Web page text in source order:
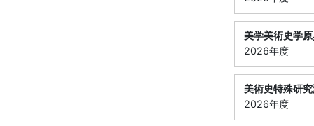
美学美術史学
2026年度
美術史特殊研
2026年度